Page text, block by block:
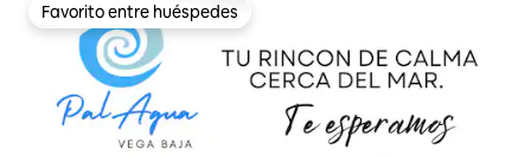
Favorito entre huéspedes
Favorito entre huéspedes